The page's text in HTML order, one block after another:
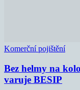
Komerční pojištění
Bez helmy na
varuje BESIP